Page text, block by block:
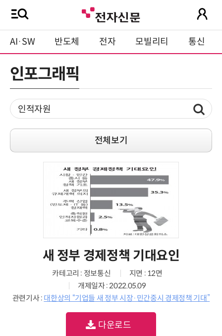
AI·SW 반도체 전자 모빌리티 통신
인포그래픽
전체보기
새 정부 경제정책 기대요인
카테고리 : 정보통신
지면 : 12면
개제일자 : 2022.05.09
관련기사 : 대한상의 “기업들 새 정부 시장·민간중시 경제정책 기대”
다운로드